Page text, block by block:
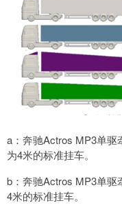
a：奔驰Actros MP3单
为4米的标准挂车。
b：奔驰Actros MP3单驱
4米的标准挂车。